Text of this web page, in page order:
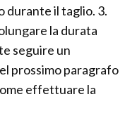
durante il taglio. 3.
la durata
seguire un
prossimo paragrafo
effettuare la